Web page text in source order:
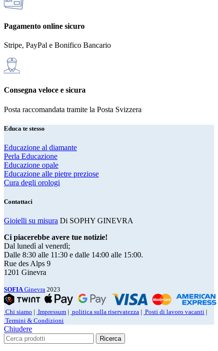
Pagamento online sicuro
Stripe, PayPal e Bonifico Bancario
Consegna veloce e sicura
Posta raccomandata tramite la Posta Svizzera
Educa te stesso
Educazione al diamante
Perla Educazione
Educazione opale
Educazione alle pietre preziose
Cura degli orologi
Contattaci
Gioielli su misura Di SOPHY GINEVRA
Ci piacerebbe avere tue notizie!
Dal lunedì al venerdì;
Dalle 8:30 alle 11:30 e dalle 14:00 alle 15:00.
Rue des Alps 9
1201 Ginevra
SOFIAGinevra 2023
Chi siamo | Impressum | politica sulla riservatezza | Posti di lavoro vacanti |
Termini & Condizioni
Chiudere
Ricerca